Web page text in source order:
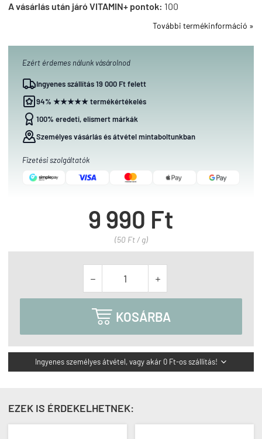
A vásárlás után járó VITAMIN+ pontok: 100
További termékinformáció »
Ezért érdemes nálunk vásárolnod
Ingyenes szállítás 19 000 Ft felett
94% ★★★★★ termékértékelés
100% eredeti, elismert márkák
Személyes vásárlás és átvétel mintaboltunkban
Fizetési szolgáltatók
9 990 Ft
(50 Ft / g)
 
 KOSÁRBA
Ingyenes személyes átvétel, vagy akár 0 Ft-os szállítás! 
EZEK IS ÉRDEKELHETNEK: